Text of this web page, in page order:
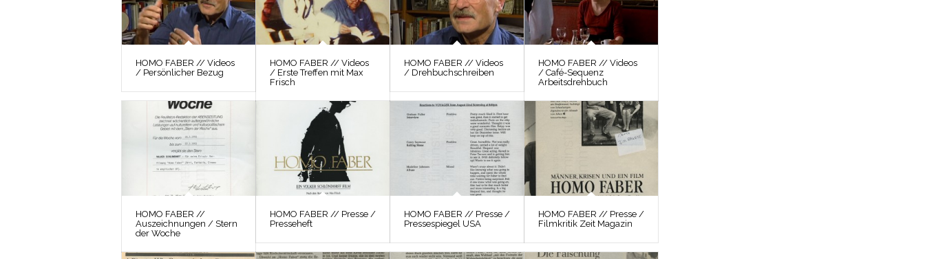
HOMO FABER // Videos
/ Persönlicher Bezug
HOMO FABER // Videos
/ Erste Treffen mit Max
Frisch
HOMO FABER // Videos
/ Drehbuchschreiben
HOMO FABER // Videos
/ Café-Sequenz
Arbeitsdrehbuch
HOMO FABER //
Auszeichnungen / Stern
der Woche
HOMO FABER // Presse /
Presseheft
HOMO FABER // Presse /
Pressespiegel USA
HOMO FABER // Presse /
Filmkritik Zeit Magazin